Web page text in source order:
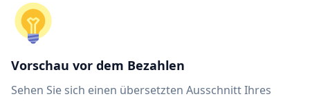
Vorschau vor dem Bezahlen
Sehen Sie sich einen übersetzten Ausschnitt Ihres